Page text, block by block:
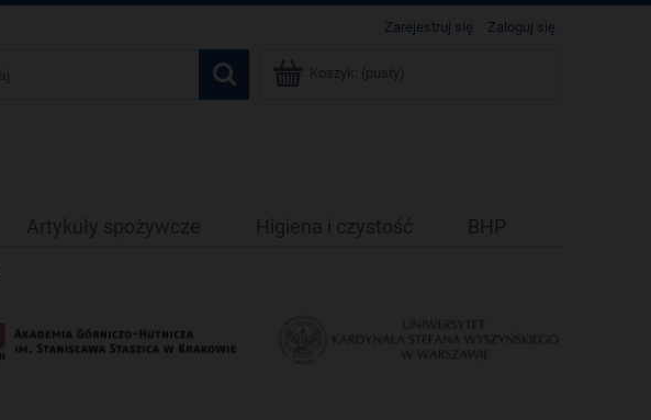
Zarejestruj się Zaloguj się
Koszyk: (pusty)
Artykuły spożywcze Higiena i czystość BHP